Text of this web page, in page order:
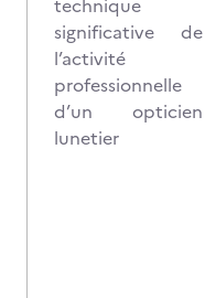
technique
significative de
l’activité
professionnelle
d’un opticien
lunetier